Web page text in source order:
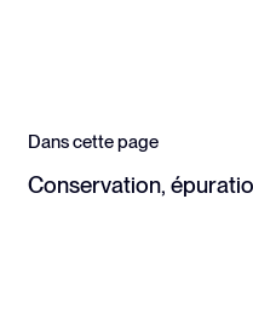
Dans cette page
Conservation,